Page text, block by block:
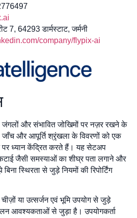
7, 64293 डार्मस्टाट, जर्मनी
company/flypix-ai
और संभावित जोखिमों पर नज़र रखने के
जाँच और आपूर्ति श्रृंखला के विवरणों को एक
पर ध्यान केंद्रित करते हैं। यह सेटअप
जैसी समस्याओं का शीघ्र पता लगाने और
स्थिरता से जुड़े नियमों की रिपोर्टिंग
या उत्सर्जन एवं भूमि उपयोग से जुड़े
आवश्यकताओं से जुड़ा है। उपयोगकर्ता